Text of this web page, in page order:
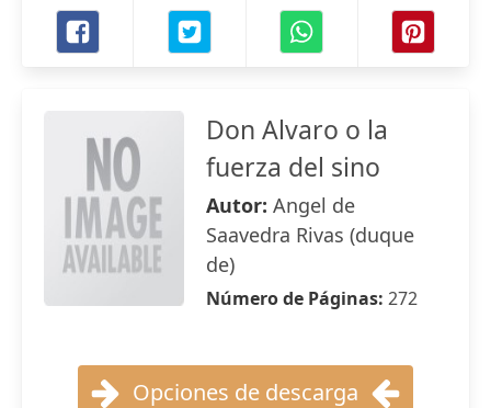
Don Alvaro o la
fuerza del sino
Autor: Angel de
Saavedra Rivas (duque
de)
Número de Páginas: 272
Opciones de descarga